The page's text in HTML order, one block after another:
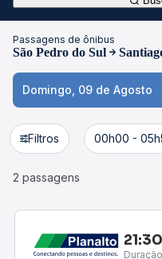
Passagens de ônibus
São Pedro do Sul
Domingo, 09 de Agosto
Filtros 00h00 -
2 passagens
21:30